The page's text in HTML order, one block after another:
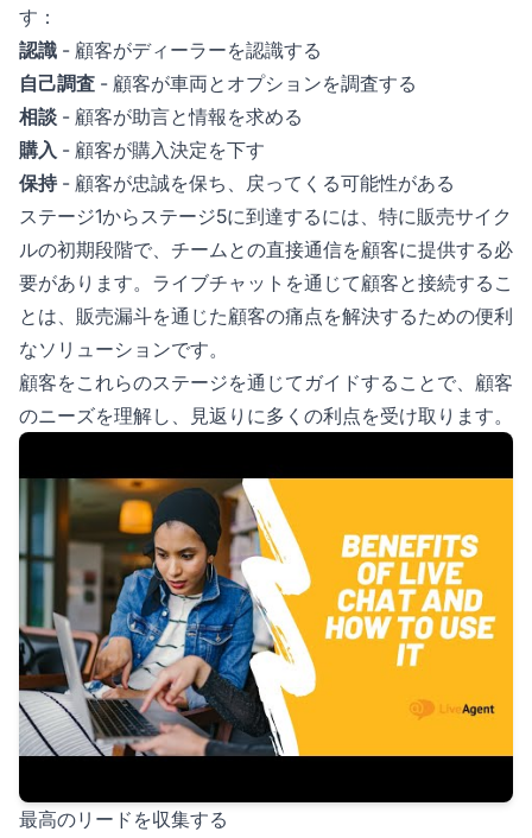
す：
認識 - 顧客がディーラーを認識する
自己調査 - 顧客が車両とオプションを調査する
相談 - 顧客が助言と情報を求める
購入 - 顧客が購入決定を下す
保持- 顧客が忠誠を保ち、戻ってくる可能性がある
ステージ1からステージ5に到達するには、特に販売サイク
ルの初期段階で、チームとの直接通信を顧客に提供する必
要があります。ライブチャットを通じて顧客と接続するこ
とは、販売漏斗を通じた顧客の痛点を解決するための便利
なソリューションです。
顧客をこれらのステージを通じてガイドすることで、顧客
のニーズを理解し、見返りに多くの利点を受け取ります。
最高のリードを収集する